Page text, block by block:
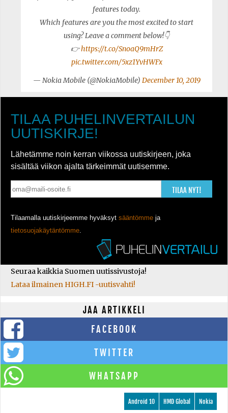
features today.
Which features are you the most excited to start
using? Leave a comment below!👇
👉https://t.co/SnoaQ9mHrZ
pic.twitter.com/5xz1YvHWFx
— Nokia Mobile (@NokiaMobile) December 10, 2019
TILAA PUHELINVERTAILUN
UUTISKIRJE!
Lähetämme noin kerran viikossa uutiskirjeen, joka
sisältää viikon ajalta tärkeimmät uutisemme.
TILAA NYT!
Tilaamalla uutiskirjeemme hyväksyt sääntömme ja
tietosuojakäytäntömme.
Seuraa kaikkia Suomen uutissivustoja!
Lataa ilmainen HIGH.FI -uutisvahti!
JAA ARTIKKELI
FACEBOOK
TWITTER
WHATSAPP
Nokia
HMD Global
Android 10